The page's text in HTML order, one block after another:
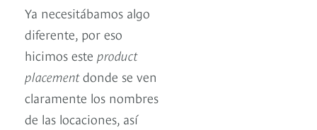
Ya necesitábamos algo
diferente, por eso
hicimos este product
placementdonde se ven
claramente los nombres
de las locaciones, así